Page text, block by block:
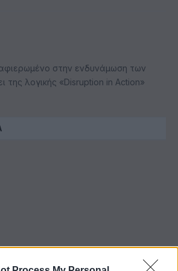
στην ενδυνάμωση των
της λογικής «Disruption in Action»